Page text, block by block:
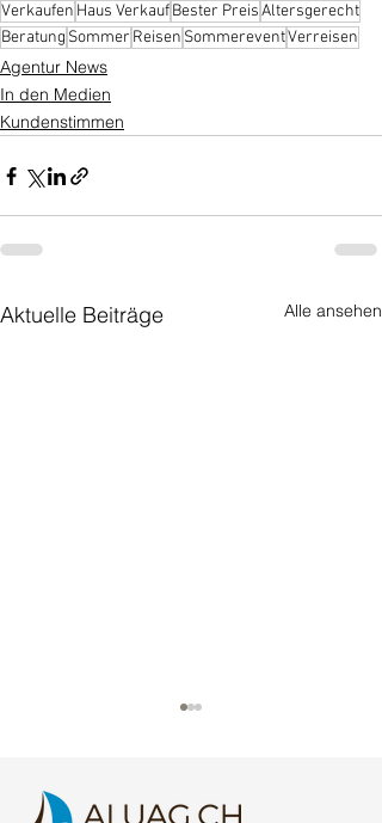
Verkaufen Haus VerkaufBester PreisAltersgerecht
Beratung Sommer Reisen SommereventVerreisen
Agentur News
In den Medien
Kundenstimmen
Aktuelle Beiträge Alle ansehen